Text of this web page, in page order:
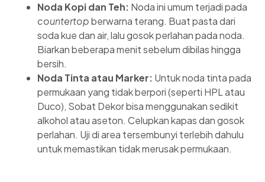
Noda Kopi dan Teh: Noda ini umum terjadi pada
countertopberwarna terang. Buat pasta dari
soda kue dan air, lalu gosok perlahan pada noda.
Biarkan beberapa menit sebelum dibilas hingga
bersih.
Noda Tinta atau Marker: Untuk noda tinta pada
permukaan yang tidak berpori (seperti HPL atau
Duco), Sobat Dekor bisa menggunakan sedikit
alkohol atau aseton. Celupkan kapas dan gosok
perlahan. Uji di area tersembunyi terlebih dahulu
untuk memastikan tidak merusak permukaan.